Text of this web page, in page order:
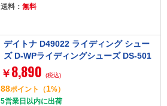
送料： 無料
デイトナ D49022 ライディング シュー
ズ D-WPライディングシューズ DS-501
ブラック 24.0cm
￥ 8,890 (税込)
88ポイント （1%）
5営業日以内に出荷